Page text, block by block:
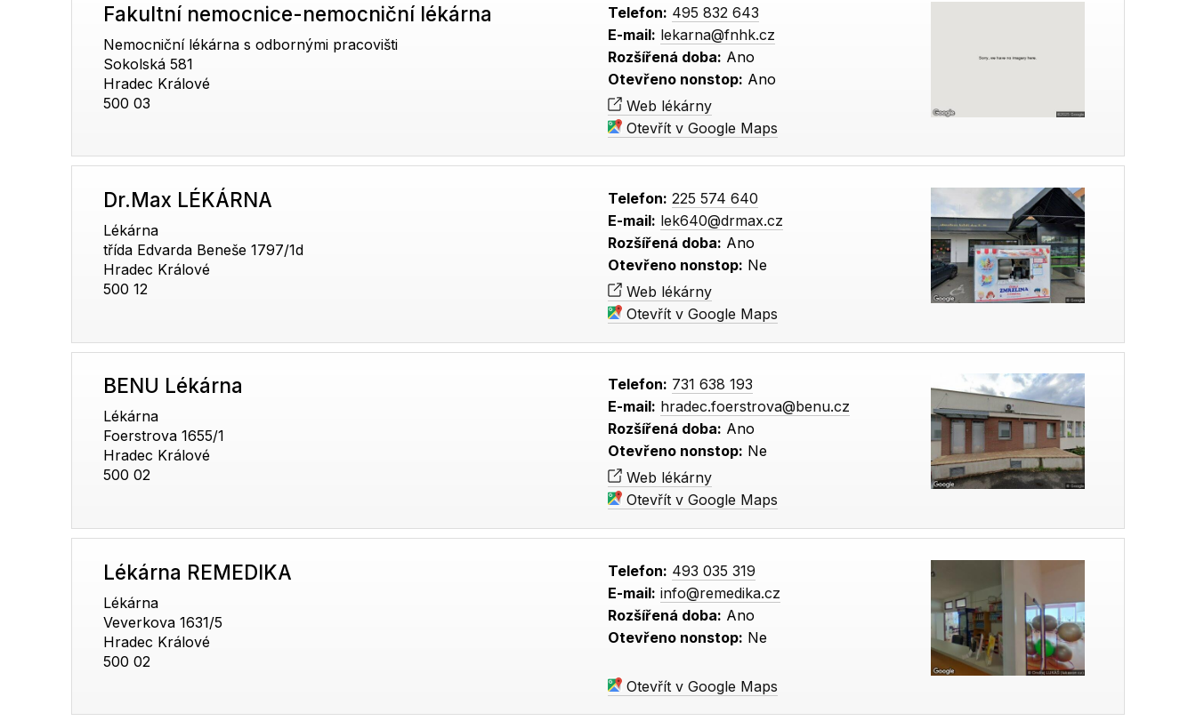
Fakultní nemocnice-nemocniční lékárna
Nemocniční lékárna s odbornými pracovišti
Sokolská 581
Hradec Králové
500 03
Telefon: 495 832 643
E-mail: lekarna@fnhk.cz
Rozšířená doba: Ano
Otevřeno nonstop: Ano
Web lékárny
Otevřít v Google Maps
Dr.Max LÉKÁRNA
Lékárna
třída Edvarda Beneše 1797/1d
Hradec Králové
500 12
Telefon: 225 574 640
E-mail: lek640@drmax.cz
Rozšířená doba: Ano
Otevřeno nonstop: Ne
Web lékárny
Otevřít v Google Maps
BENU Lékárna
Lékárna
Foerstrova 1655/1
Hradec Králové
500 02
Telefon: 731 638 193
E-mail: hradec.foerstrova@benu.cz
Rozšířená doba: Ano
Otevřeno nonstop: Ne
Web lékárny
Otevřít v Google Maps
Lékárna REMEDIKA
Lékárna
Veverkova 1631/5
Hradec Králové
500 02
Telefon: 493 035 319
E-mail: info@remedika.cz
Rozšířená doba: Ano
Otevřeno nonstop: Ne
Otevřít v Google Maps